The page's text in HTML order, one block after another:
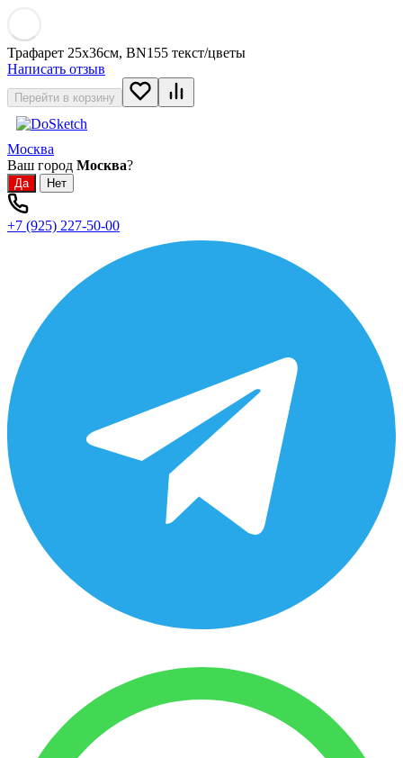
Трафарет 25х36см, BN155 текст/цветы
Написать отзыв
Перейти в корзину
Москва
Ваш город Москва?
+7 (925) 227-50-00